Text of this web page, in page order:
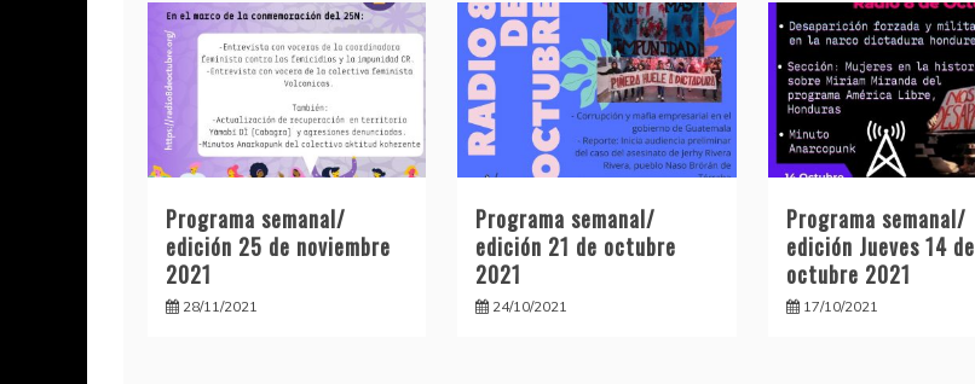
Programa semanal/
edición 25 de noviembre
2021
28/11/2021
Programa semanal/
edición 21 de octubre
2021
24/10/2021
Programa semanal/
edición Jueves 14 de
octubre 2021
17/10/2021